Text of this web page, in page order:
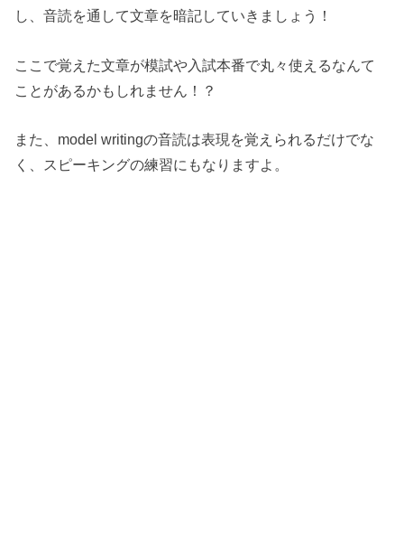
し、音読を通して文章を暗記していきましょう！
ここで覚えた文章が模試や入試本番で丸々使えるなんて
ことがあるかもしれません！？
また、model writingの音読は表現を覚えられるだけでな
く、スピーキングの練習にもなりますよ。